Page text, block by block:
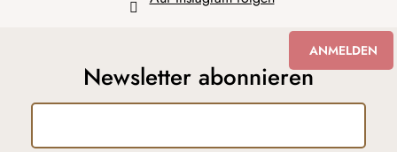
Newsletter abonnieren
ANMELDEN